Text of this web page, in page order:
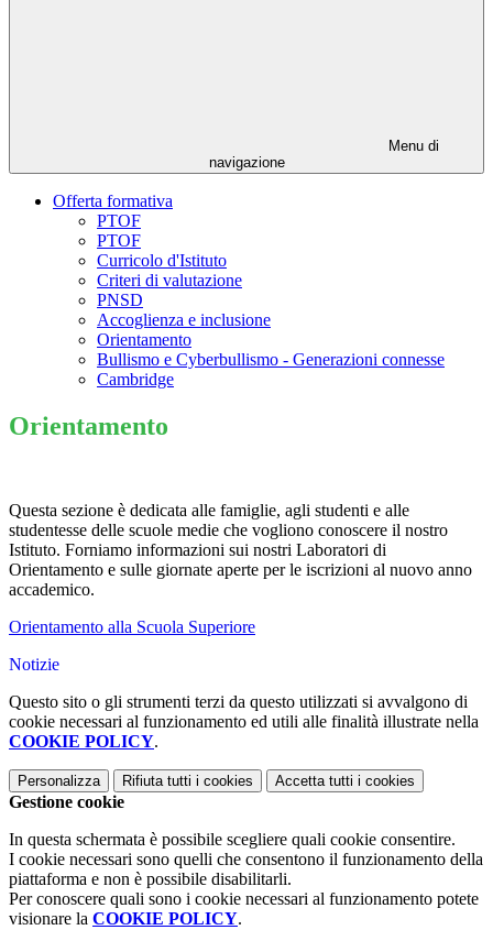
Menu di
navigazione
Offerta formativa
PTOF
PTOF
Curricolo d'Istituto
Criteri di valutazione
PNSD
Accoglienza e inclusione
Orientamento
Bullismo e Cyberbullismo - Generazioni connesse
Cambridge
Orientamento
Questa sezione è dedicata alle famiglie, agli studenti e alle
studentesse delle scuole medie che vogliono conoscere il nostro
Istituto. Forniamo informazioni sui nostri Laboratori di
Orientamento e sulle giornate aperte per le iscrizioni al nuovo anno
accademico.
Orientamento alla Scuola Superiore
Notizie
Questo sito o gli strumenti terzi da questo utilizzati si avvalgono di
cookie necessari al funzionamento ed utili alle finalità illustrate nella
COOKIE POLICY.
Personalizza Rifiuta tutti i cookies Accetta tutti i cookies
Gestione cookie
In questa schermata è possibile scegliere quali cookie consentire.
I cookie necessari sono quelli che consentono il funzionamento della
piattaforma e non è possibile disabilitarli.
Per conoscere quali sono i cookie necessari al funzionamento potete
visionare la COOKIE POLICY.